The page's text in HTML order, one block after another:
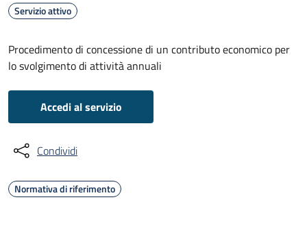
Servizio attivo
Procedimento di concessione di un contributo economico per
lo svolgimento di attività annuali
Accedi al servizio
Condividi
Normativa di riferimento